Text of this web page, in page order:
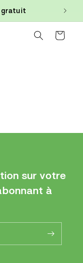
gratuit
Panier
sur votre
à